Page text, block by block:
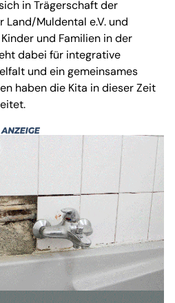
in Trägerschaft der
Muldental e.V. und
und Familien in der
dabei für integrative
und ein gemeinsames
haben die Kita in dieser Zeit